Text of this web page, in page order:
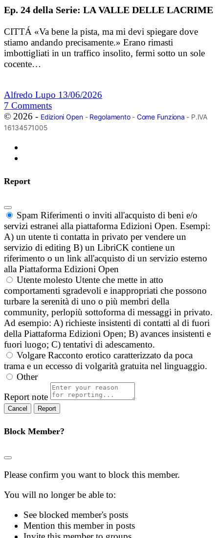
Ep. 24 della Serie: LA VALLE DELLE LACRIME
CITTÁ «Va bene la pista, ma mi devi spiegare dove
stiamo andando precisamente.» Erano rimasti
imbottigliati in un traffico insolito, fermi sotto un sole
cocente…
Alfredo Lupo 13/06/2026
7 Comments
© 2026 - Edizioni Open- Regolamento- Come Funziona - P.IVA
16134571005
Report
Spam Riferimenti o inviti all'acquisto di beni e/o
servizi estranei alla piattaforma Edizioni Open. Esempi:
A) un utente ti contatta in privato per vendere un
servizio di editing B) un LibriCK contiene un
riferimento o un link all'acquisto di un servizio esterno
alla Piattaforma Edizioni Open
Utente molesto Utente che mette in atto
comportamenti sgradevoli e inappropriati che possono
turbare la serenità di uno o più membri della
community, perlopiù sottoforma di messaggi in privato.
Ad esempio: A) richieste insistenti di contatti al di fuori
della Piattaforma Edizioni Open; B) avances insistenti e
fuori luogo; C) tentativi di adescamento.
Volgare Racconto erotico caratterizzato da poca
trama e un eccesso di volgarità gratuita nel linguaggio.
Other
Report note
Report
Block Member?
Please confirm you want to block this member.
You will no longer be able to:
See blocked member's posts
Mention this member in posts